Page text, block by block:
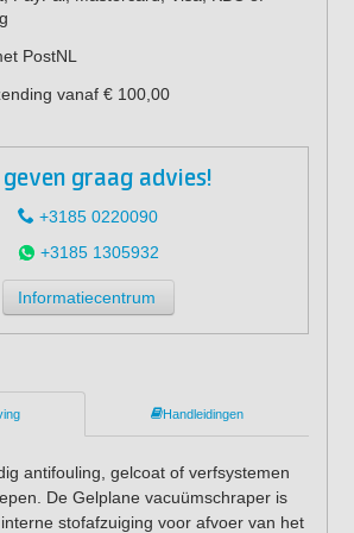
PostNL
vanaf € 100,00
graag advies!
+3185 0220090
+3185 1305932
Informatiecentrum
Handleidingen
antifouling, gelcoat of verfsystemen
De Gelplane vacuümschraper is
stofafzuiging voor afvoer van het